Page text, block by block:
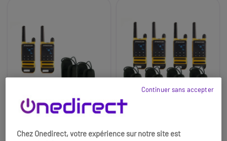
Pack Dynascan P19 + 2
Pack 4 Dynascan P19 +
Chez Onedirect, votre expérience sur notre site est
Continuer sans accepter